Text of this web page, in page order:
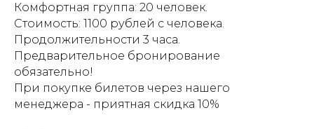
Комфортная группа: 20 человек.
Стоимость: 1100 рублей с человека.
Продолжительности 3 часа.
Предварительное бронирование
обязательно!
При покупке билетов через нашего
менеджера - приятная скидка 10%